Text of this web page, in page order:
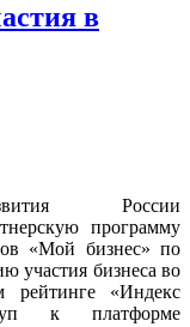
в
России
программу
«Мой бизнес» по
участия бизнеса во
рейтинге «Индекс
к платформе